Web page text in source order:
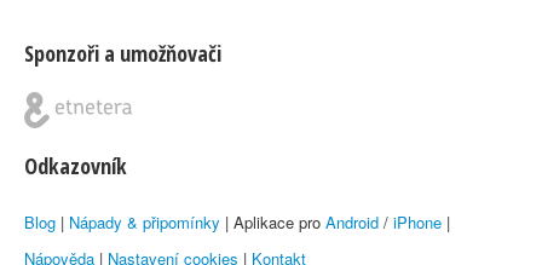
Sponzoři a umožňovači
Odkazovník
Blog | Nápady & připomínky | Aplikace pro Android / iPhone |
Nápověda | Nastavení cookies | Kontakt